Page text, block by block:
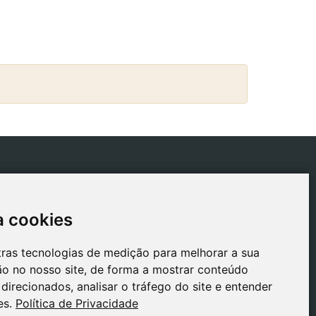
cookies
tecnologias de medição para melhorar a sua
no nosso site, de forma a mostrar conteúdo
analisar o tráfego do site e entender
Política de Privacidade
cookies
tecnologias de medição para melhorar a sua
no nosso site, de forma a mostrar conteúdo
analisar o tráfego do site e entender
Política de Privacidade
de Cookies
de
Legal
Madrid
+34 918 459 877
Segunda a Sexta